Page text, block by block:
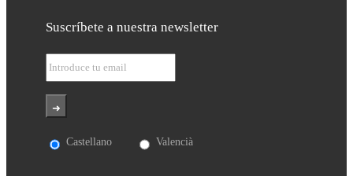
Suscríbete a nuestra newsletter
Castellano Valencià